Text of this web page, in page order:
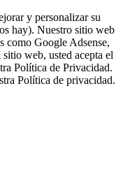
y personalizar su
hay). Nuestro sitio web
como Google Adsense,
web, usted acepta el
Política de Privacidad.
Política de privacidad.